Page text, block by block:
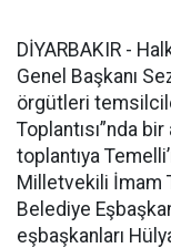
DİYARBAKIR -
Genel Başkanı
örgütleri
Toplantısı”nda
toplantıya
Milletvekili İmam
Belediye
eşbaşkanları